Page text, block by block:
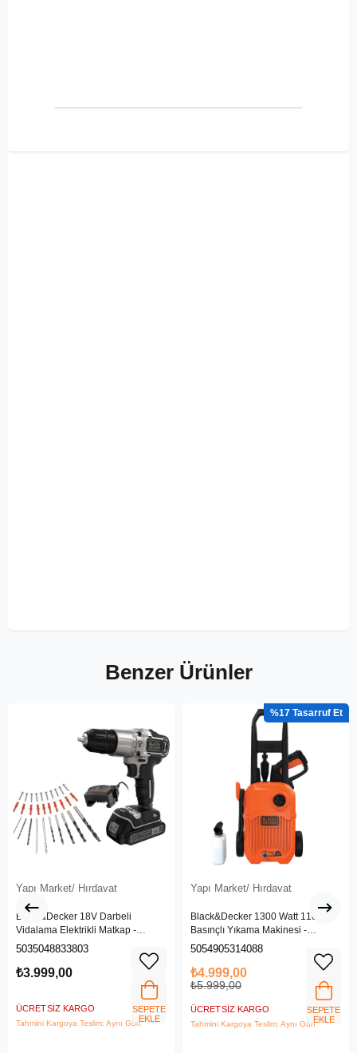
Benzer Ürünler
Yapı Market/ Hırdavat
Black&Decker 18V Darbeli
Vidalama Elektrikli Matkap -
BDCHD18SC1K-QW
5035048833803
₺3.999,00
ÜCRETSIZ KARGO
Tahmini Kargoya Teslim: Aynı Gün
SEPETE
EKLE
Yapı Market/ Hırdavat
Black&Decker 1300 Watt 110 Bar
Basınçlı Yıkama Makinesi -
(BEPW1300L-QS)
5054905314088
₺4.999,00
₺5.999,00
ÜCRETSIZ KARGO
Tahmini Kargoya Teslim: Aynı Gün
%17
SEPETE
EKLE